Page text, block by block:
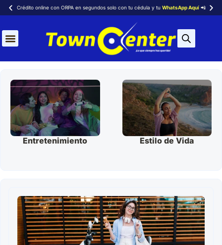
Crédito online con ORPA en segundos solo con tu cédula y tu WhatsApp Aquí📲
Entretenimiento Estilo de Vida